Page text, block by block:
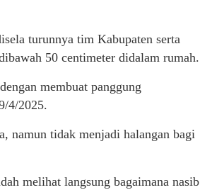
turunnya tim Kabupaten serta
50 centimeter didalam rumah.
membuat panggung
4/2025.
namun tidak menjadi halangan bagi
melihat langsung bagaimana nasib